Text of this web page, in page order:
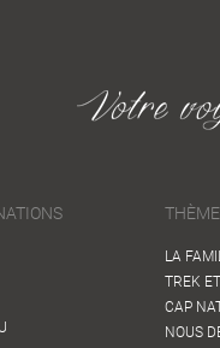
LA
TREK
CAP
NOUS